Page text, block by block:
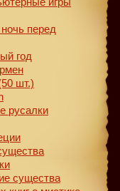
перед
год
шт.)
русалки
существа